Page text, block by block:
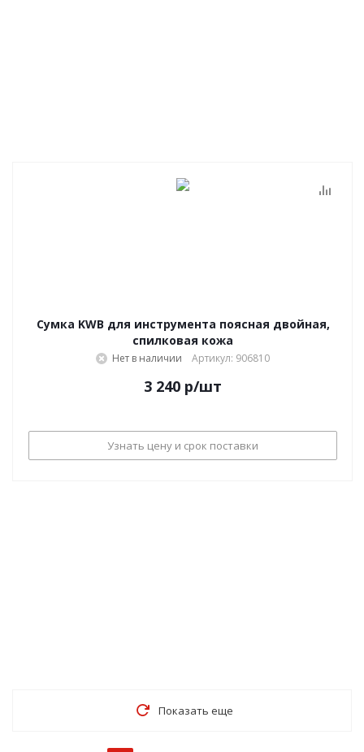
Сумка KWB для инструмента поясная двойная,
спилковая кожа
Нет в наличии Артикул: 906810
3 240 р/шт
Узнать цену и срок поставки
Показать еще